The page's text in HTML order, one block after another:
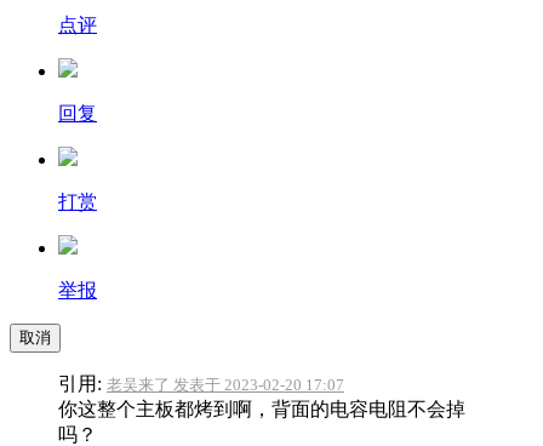
点评
回复
打赏
举报
取消
引用: 老吴来了 发表于 2023-02-20 17:07
你这整个主板都烤到啊，背面的电容电阻不会掉
吗？